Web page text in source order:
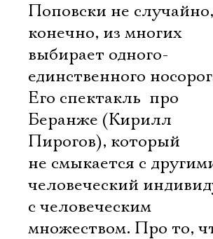
Поповски не случайно,
конечно, из многих
выбирает одного-
единственного
Его спектакль  про
Беранже (Кирилл
Пирогов), который
не смыкается с
человеческий
с человеческим
множеством. Про то,